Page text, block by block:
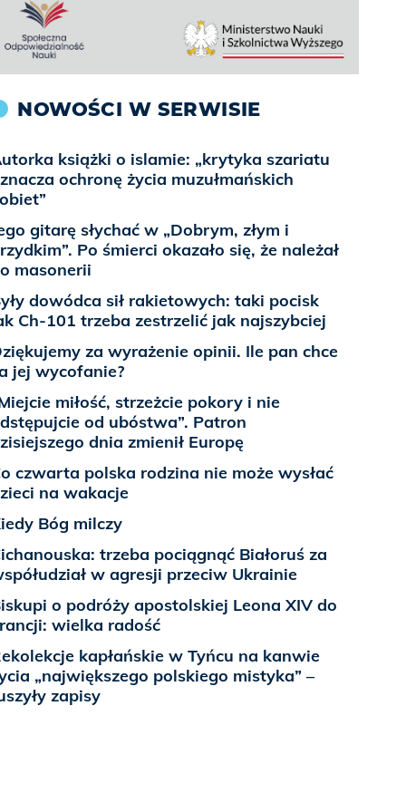
NOWOŚCI W SERWISIE
książki o islamie: „krytyka szariatu
ochronę życia muzułmańskich
gitarę słychać w „Dobrym, złym i
Po śmierci okazało się, że należał
masonerii
dowódca sił rakietowych: taki pocisk
Ch-101 trzeba zestrzelić jak najszybciej
za wyrażenie opinii. Ile pan chce
jej wycofanie?
miłość, strzeżcie pokory i nie
od ubóstwa”. Patron
dnia zmienił Europę
czwarta polska rodzina nie może wysłać
na wakacje
Bóg milczy
trzeba pociągnąć Białoruś za
w agresji przeciw Ukrainie
o podróży apostolskiej Leona XIV do
wielka radość
kapłańskie w Tyńcu na kanwie
„największego polskiego mistyka” –
zapisy